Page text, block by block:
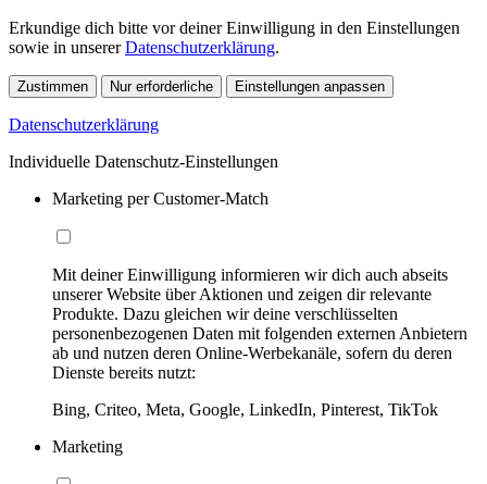
Erkundige dich bitte vor deiner Einwilligung in den Einstellungen
sowie in unsererDatenschutzerklärung.
Zustimmen Nur erforderliche Einstellungen anpassen
Datenschutzerklärung
Individuelle Datenschutz-Einstellungen
Marketing per Customer-Match
Mit deiner Einwilligung informieren wir dich auch abseits
unserer Website über Aktionen und zeigen dir relevante
Produkte. Dazu gleichen wir deine verschlüsselten
personenbezogenen Daten mit folgenden externen Anbietern
ab und nutzen deren Online-Werbekanäle, sofern du deren
Dienste bereits nutzt:
Bing, Criteo, Meta, Google, LinkedIn, Pinterest, TikTok
Marketing